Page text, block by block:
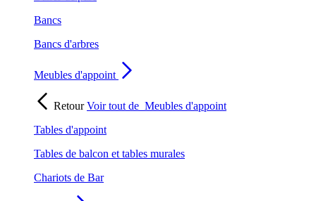
Bancs
Bancs d'arbres
Meubles d'appoint
RetourVoir tout de Meubles d'appoint
Tables d'appoint
Tables de balcon et tables murales
Chariots de Bar